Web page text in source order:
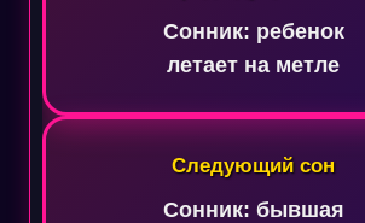
Сонник: ребенок
летает на метле
Следующий сон
Сонник: бывшая